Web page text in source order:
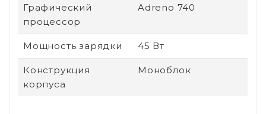
Графический
процессор
Adreno 740
Мощность зарядки 45 Вт
Конструкция
корпуса
Моноблок